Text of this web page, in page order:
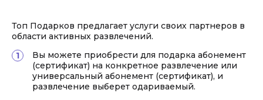
Топ Подарков предлагает услуги своих партнеров в
области активных развлечений.
Вы можете приобрести для подарка абонемент
(сертификат) на конкретное развлечение или
универсальный абонемент (сертификат), и
развлечение выберет одариваемый.